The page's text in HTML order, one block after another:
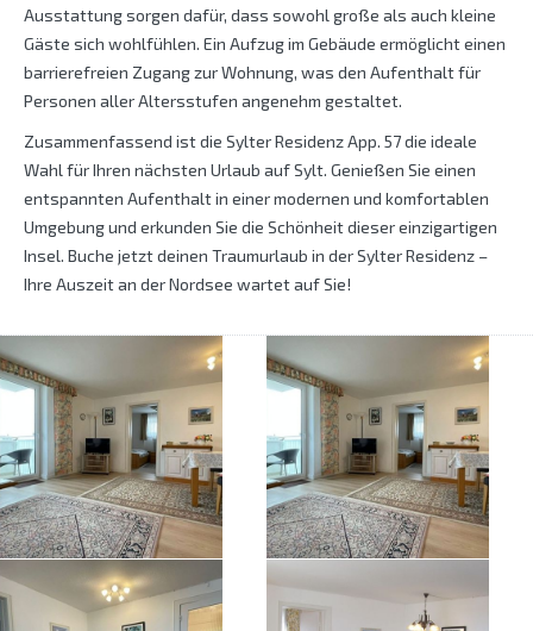
Ausstattung sorgen dafür, dass sowohl große als auch kleine
Gäste sich wohlfühlen. Ein Aufzug im Gebäude ermöglicht einen
barrierefreien Zugang zur Wohnung, was den Aufenthalt für
Personen aller Altersstufen angenehm gestaltet.
Zusammenfassend ist die Sylter Residenz App. 57 die ideale
Wahl für Ihren nächsten Urlaub auf Sylt. Genießen Sie einen
entspannten Aufenthalt in einer modernen und komfortablen
Umgebung und erkunden Sie die Schönheit dieser einzigartigen
Insel. Buche jetzt deinen Traumurlaub in der Sylter Residenz –
Ihre Auszeit an der Nordsee wartet auf Sie!